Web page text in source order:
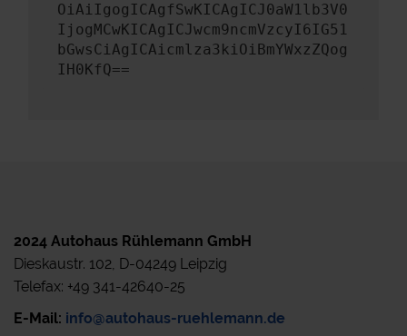
OiAiIgogICAgfSwKICAgICJ0aW1lb3V0
IjogMCwKICAgICJwcm9ncmVzcyI6IG51
bGwsCiAgICAicmlza3kiOiBmYWxzZQog
IH0KfQ==
2024 Autohaus Rühlemann GmbH
Dieskaustr. 102, D-04249 Leipzig
Telefax: +49 341-42640-25
E-Mail: info@autohaus-ruehlemann.de